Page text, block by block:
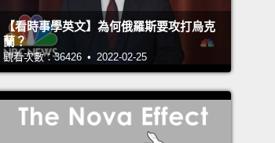
【看時事學英文】為何俄羅斯要攻打烏克
蘭？
觀看次數：36426 • 2022-02-25